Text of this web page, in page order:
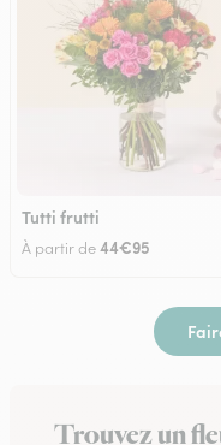
Tutti frutti
À partir de44€95
Trouvez un